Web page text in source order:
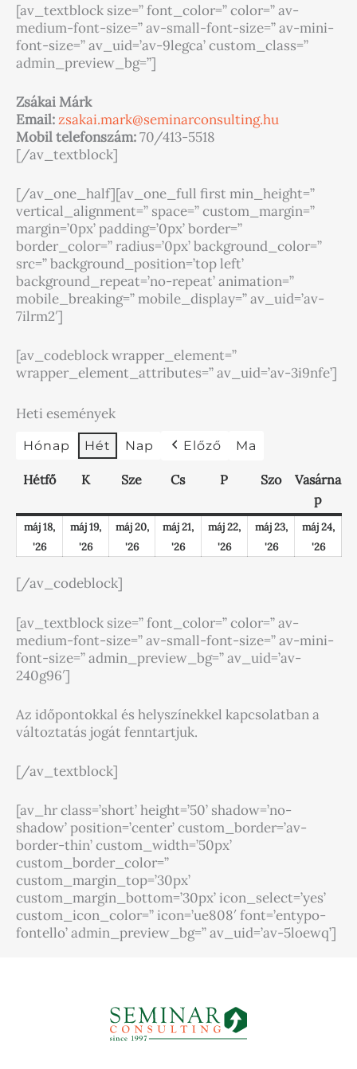
[av_textblock size=” font_color=” color=” av-
medium-font-size=” av-small-font-size=” av-mini-
font-size=” av_uid=’av-9legca’ custom_class=”
admin_preview_bg=”]
Zsákai Márk
Email:zsakai.mark@seminarconsulting.hu
Mobil telefonszám:70/413-5518
[/av_textblock]
[/av_one_half][av_one_full first min_height=”
vertical_alignment=” space=” custom_margin=”
margin=’0px’ padding=’0px’ border=”
border_color=” radius=’0px’ background_color=”
src=” background_position=’top left’
background_repeat=’no-repeat’ animation=”
mobile_breaking=” mobile_display=” av_uid=’av-
7ilrm2′]
[av_codeblock wrapper_element=”
wrapper_element_attributes=” av_uid=’av-3i9nfe’]
Heti események
Hónap Hét Nap Előző Ma
HétfőhétfőKkedd Sze szerda
Cs csütörtök
P péntekSzoszombat
Vasárna
p
máj 18,
'26
2026.
18.
máj 19,
'26
2026.
19.
máj 20,
'26
2026.
20.
máj 21,
'26
21.
máj 22,
'26
2026.
22.
máj 23,
'26
2026.
23.
máj 24,
'26
2026.
24.
[/av_codeblock]
[av_textblock size=” font_color=” color=” av-
medium-font-size=” av-small-font-size=” av-mini-
font-size=” admin_preview_bg=” av_uid=’av-
240g96′]
Az időpontokkal és helyszínekkel kapcsolatban a
változtatás jogát fenntartjuk.
[/av_textblock]
[av_hr class=’short’ height=’50’ shadow=’no-
shadow’ position=’center’ custom_border=’av-
border-thin’ custom_width=’50px’
custom_border_color=”
custom_margin_top=’30px’
custom_margin_bottom=’30px’ icon_select=’yes’
custom_icon_color=” icon=’ue808′ font=’entypo-
fontello’ admin_preview_bg=” av_uid=’av-5loewq’]